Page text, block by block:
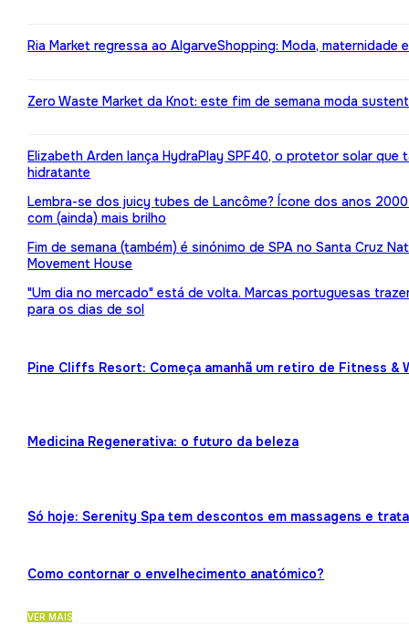
Ria Market regressa ao AlgarveShopping: Moda, maternidade
Zero Waste Market da Knot: este fim de semana moda
Elizabeth Arden lança HydraPlay SPF40, o protetor solar que
hidratante
Lembra-se dos juicy tubes de Lancôme? Ícone dos anos
com (ainda) mais brilho
Fim de semana (também) é sinónimo de SPA no Santa Cruz
Movement House
"Um dia no mercado" está de volta. Marcas portuguesas
para os dias de sol
Pine Cliffs Resort: Começa amanhã um retiro de Fitness &
Medicina Regenerativa: o futuro da beleza
Só hoje: Serenity Spa tem descontos em massagens e
Como contornar o envelhecimento anatómico?
VER MAIS